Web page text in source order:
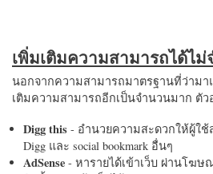
เพิ่มเติมความสามารถได้ไม่
นอกจากความสามารถมาตรฐานที่ว่ามา
เติมความสามารถอีกเป็นจำนวนมาก ตั
Digg this - อำนวยความสะดวกให้ผู้ใช้
Digg และ social bookmark อื่นๆ
AdSense - หารายได้เข้าเว็บ ผ่านโฆษณ